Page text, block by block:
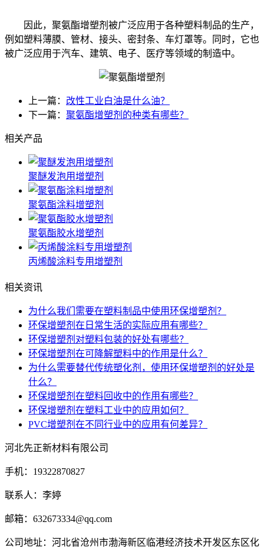
因此，聚氨酯增塑剂被广泛应用于各种塑料制品的生产，
例如塑料薄膜、管材、接头、密封条、车灯罩等。同时，它也
被广泛应用于汽车、建筑、电子、医疗等领域的制造中。
上一篇： 改性工业白油是什么油？
下一篇： 聚氨酯增塑剂的种类有哪些？
相关产品
聚醚发泡用增塑剂
聚氨酯涂料增塑剂
聚氨酯胶水增塑剂
丙烯酸涂料专用增塑剂
相关资讯
为什么我们需要在塑料制品中使用环保增塑剂？
环保增塑剂在日常生活的实际应用有哪些？
环保增塑剂对塑料包装的好处有哪些？
环保增塑剂在可降解塑料中的作用是什么？
为什么需要替代传统塑化剂，使用环保增塑剂的好处是
什么？
环保增塑剂在塑料回收中的作用有哪些？
环保增塑剂在塑料工业中的应用如何？
PVC增塑剂在不同行业中的应用有何差异？
河北先正新材料有限公司
手机： 19322870827
联系人：李婷
邮箱：632673334@qq.com
公司地址：河北省沧州市渤海新区临港经济技术开发区东区化